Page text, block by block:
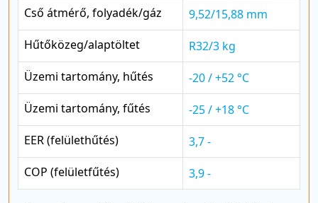
Cső átmérő, folyadék/gáz
9,52/15,88 mm
Hűtőközeg/alaptöltet
R32/3 kg
Üzemi tartomány, hűtés
-20 / +52 °C
Üzemi tartomány, fűtés
-25 / +18 °C
EER (felülethűtés)
3,7 -
COP (felületfűtés)
3,9 -